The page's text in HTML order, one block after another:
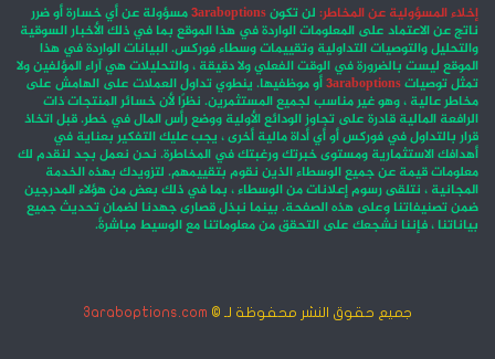
إخلاء المسؤولية عن المخاطر: لن تكون3araboptionsمسؤولة عن أي خسارة أو ضرر
ناتج عن الاعتماد على المعلومات الواردة في هذا الموقع بما في ذلك الأخبار السوقية
والتحليل والتوصيات التداولية وتقييمات وسطاء فوركس. البيانات الواردة في هذا
الموقع ليست بالضرورة في الوقت الفعلي ولا دقيقة ، والتحليلات هي آراء المؤلفين ولا
تمثل توصيات3araboptionsأو موظفيها. ينطوي تداول العملات على الهامش على
مخاطر عالية ، وهو غير مناسب لجميع المستثمرين. نظرًا لأن خسائر المنتجات ذات
الرافعة المالية قادرة على تجاوز الودائع الأولية ووضع رأس المال في خطر. قبل اتخاذ
قرار بالتداول في فوركس أو أي أداة مالية أخرى ، يجب عليك التفكير بعناية في
أهدافك الاستثمارية ومستوى خبرتك ورغبتك في المخاطرة. نحن نعمل بجد لنقدم لك
معلومات قيمة عن جميع الوسطاء الذين نقوم بتقييمهم. لتزويدك بهذه الخدمة
المجانية ، نتلقى رسوم إعلانات من الوسطاء ، بما في ذلك بعض من هؤلاء المدرجين
ضمن تصنيفاتنا وعلى هذه الصفحة. بينما نبذل قصارى جهدنا لضمان تحديث جميع
بياناتنا ، فإننا نشجعك على التحقق من معلوماتنا مع الوسيط مباشرةً.
جميع حقوق النشر محفوظة لـ © 3araboptions.com